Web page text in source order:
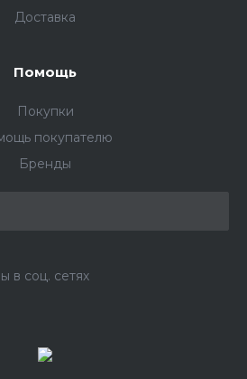
Доставка
Помощь
Покупки
покупателю
Бренды
в соц. сетях